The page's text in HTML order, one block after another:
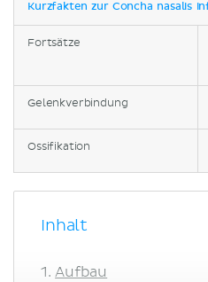
Kurzfakten zur Concha nasalis
Fortsätze
Gelenkverbindung
Ossifikation
Inhalt
Aufbau